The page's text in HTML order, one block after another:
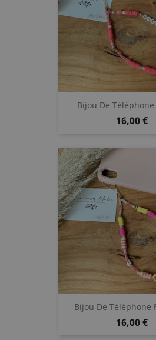
Bijou De
Prix
16,00 €
Bijou De Téléphone
Prix
16,00 €